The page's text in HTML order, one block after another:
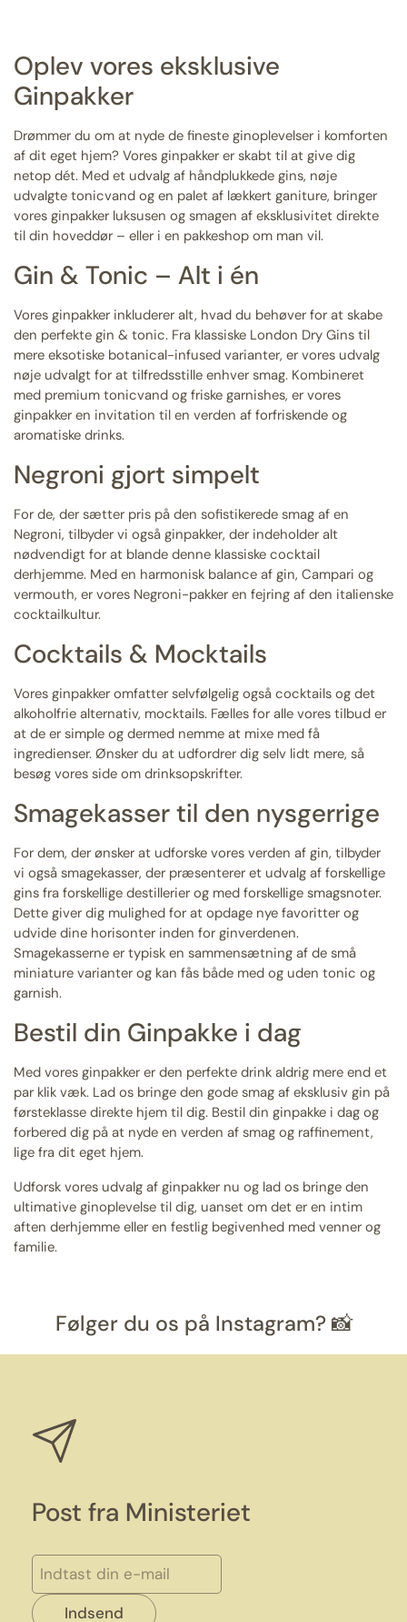
Oplev vores eksklusive
Ginpakker
Drømmer du om at nyde de fineste ginoplevelser i komforten
af dit eget hjem? Vores ginpakker er skabt til at give dig
netop dét. Med et udvalg af håndplukkede gins, nøje
udvalgte tonicvand og en palet af lækkert ganiture, bringer
vores ginpakker luksusen og smagen af eksklusivitet direkte
til din hoveddør – eller i en pakkeshop om man vil.
Gin & Tonic – Alt i én
Vores ginpakker inkluderer alt, hvad du behøver for at skabe
den perfekte gin & tonic. Fra klassiske London Dry Gins til
mere eksotiske botanical-infused varianter, er vores udvalg
nøje udvalgt for at tilfredsstille enhver smag. Kombineret
med premium tonicvand og friske garnishes, er vores
ginpakker en invitation til en verden af forfriskende og
aromatiske drinks.
Negroni gjort simpelt
For de, der sætter pris på den sofistikerede smag af en
Negroni, tilbyder vi også ginpakker, der indeholder alt
nødvendigt for at blande denne klassiske cocktail
derhjemme. Med en harmonisk balance af gin, Campari og
vermouth, er vores Negroni-pakker en fejring af den italienske
cocktailkultur.
Cocktails & Mocktails
Vores ginpakker omfatter selvfølgelig også cocktails og det
alkoholfrie alternativ, mocktails. Fælles for alle vores tilbud er
at de er simple og dermed nemme at mixe med få
ingredienser. Ønsker du at udfordrer dig selv lidt mere, så
besøg vores side om drinksopskrifter.
Smagekasser til den nysgerrige
For dem, der ønsker at udforske vores verden af gin, tilbyder
vi også smagekasser, der præsenterer et udvalg af forskellige
gins fra forskellige destillerier og med forskellige smagsnoter.
Dette giver dig mulighed for at opdage nye favoritter og
udvide dine horisonter inden for ginverdenen.
Smagekasserne er typisk en sammensætning af de små
miniature varianter og kan fås både med og uden tonic og
garnish.
Bestil din Ginpakke i dag
Med vores ginpakker er den perfekte drink aldrig mere end et
par klik væk. Lad os bringe den gode smag af eksklusiv gin på
førsteklasse direkte hjem til dig. Bestil din ginpakke i dag og
forbered dig på at nyde en verden af smag og raffinement,
lige fra dit eget hjem.
Udforsk vores udvalg af ginpakker nu og lad os bringe den
ultimative ginoplevelse til dig, uanset om det er en intim
aften derhjemme eller en festlig begivenhed med venner og
familie.
Følger du os på Instagram? 📸
Post fra Ministeriet
Indsend